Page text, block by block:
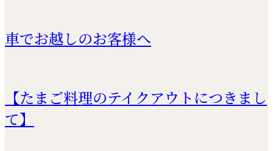
車でお越しのお客様へ
【たまご料理のテイクアウトにつきまし
て】